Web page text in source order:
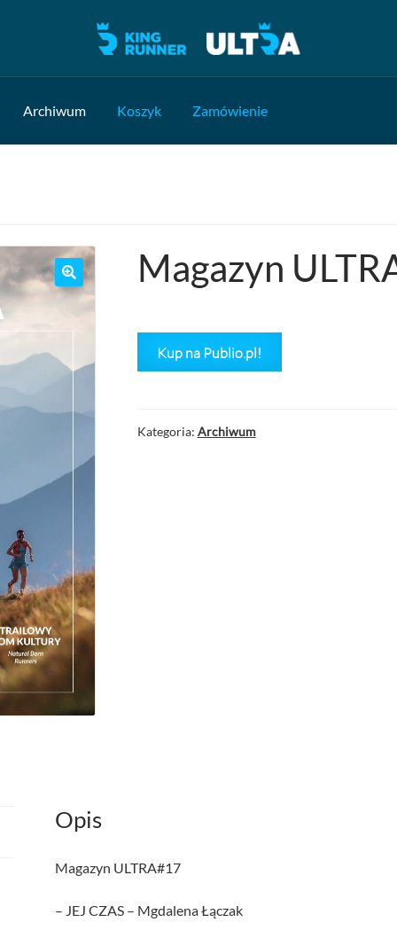
Archiwum Koszyk Zamówienie
Magazyn
Kup na Publio.pl!
Kategoria: Archiwum
Opis
Magazyn ULTRA#17
– JEJ CZAS – Mgdalena Łączak